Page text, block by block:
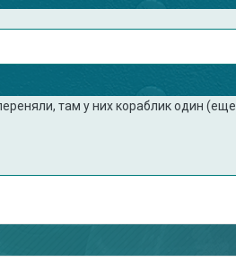
там у них кораблик один (еще